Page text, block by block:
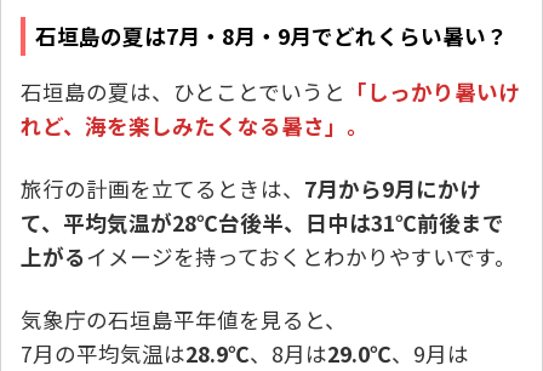
石垣島の夏は7月・8月・9月でどれくらい暑い？
石垣島の夏は、ひとことでいうと 「しっかり暑いけ
れど、海を楽しみたくなる暑さ」。
旅行の計画を立てるときは、 7月から9月にかけ
て、平均気温が28℃台後半、日中は31℃前後まで
上がるイメージを持っておくとわかりやすいです。
気象庁の石垣島平年値を見ると、
7月の平均気温は28.9℃、8月は29.0℃、9月は